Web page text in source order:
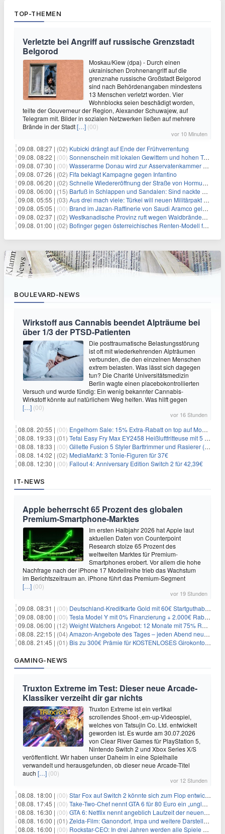
TOP-THEMEN
Verletzte bei Angriff auf russische Grenzstadt
Belgorod
Moskau/Kiew (dpa) - Durch einen
ukrainischen Drohnenangriff auf die
grenznahe russische Großstadt Belgorod
sind nach Behördenangaben mindestens
13 Menschen verletzt worden. Vier
Wohnblocks seien beschädigt worden,
teilte der Gouverneur der Region, Alexander Schuwajew, auf
Telegram mit. Bilder in sozialen Netzwerken ließen auf mehrere
Brände in der Stadt[…] (00)
vor 10 Minuten
09.08. 08:27 | (02) Kubicki drängt auf Ende der Frühverrentung
09.08. 08:22 | (00) Sonnenschein mit lokalen Gewittern und hohen Temperaturen
09.08. 07:30 | (00) Wasserarme Donau wird zur Asservatenkammer der Geschichte
09.08. 07:26 | (02) Fifa beklagt Kampagne gegen Infantino
09.08. 06:20 | (02) Schnelle Wiedereröffnung der Straße von Hormus ungewiss
09.08. 06:00 | (15) Barfuß in Schlappen und Sandalen: Sind nackte Füße eklig?
09.08. 05:55 | (03) Aus drei mach viele: Türkei will neuen Militärpakt erweitern
09.08. 05:05 | (00) Brand im Jazan-Raffinerie von Saudi Aramco gelöscht: Auswirkungen auf die Energiemärkte
09.08. 02:37 | (02) Westkanadische Provinz ruft wegen Waldbränden Notstand aus
09.08. 01:00 | (02) Bofinger gegen österreichisches Renten-Modell für Schwerarbeiter
BOULEVARD-NEWS
Wirkstoff aus Cannabis beendet Alpträume bei
über 1/3 der PTSD-Patienten
Die posttraumatische Belastungsstörung
ist oft mit wiederkehrenden Alpträumen
verbunden, die den einzelnen Menschen
extrem belasten. Was lässt sich dagegen
tun? Die Charité Universitätsmedizin
Berlin wagte einen placebokontrollierten
Versuch und wurde fündig: Ein wenig bekannter Cannabis-
Wirkstoff könnte auf natürlichem Weg helfen. Was hilft gegen
[…] (00)
vor 16 Stunden
08.08. 20:55 | (00) Engelhorn Sale: 15% Extra-Rabatt on top auf Mode- und Sport-Artikel
08.08. 19:33 | (01) Tefal Easy Fry Max EY2458 Heißluftfritteuse mit 5 Litern für 64,99€
08.08. 18:33 | (00) Gillette Fusion 5 Styler Barttrimmer und Rasierer (All in One) für 16€
08.08. 14:02 | (02) MediaMarkt: 3 Tonie-Figuren für 37€
08.08. 12:30 | (00) Fallout 4: Anniversary Edition Switch 2 für 42,39€
IT-NEWS
Apple beherrscht 65 Prozent des globalen
Premium-Smartphone-Marktes
Im ersten Halbjahr 2026 hat Apple laut
aktuellen Daten von Counterpoint
Research stolze 65 Prozent des
weltweiten Marktes für Premium-
Smartphones erobert. Vor allem die hohe
Nachfrage nach der iPhone 17 Modellreihe trieb das Wachstum
im Berichtszeitraum an. iPhone führt das Premium-Segment
[…] (00)
vor 19 Stunden
09.08. 08:31 | (00) Deutschland-Kreditkarte Gold mit 60€ Startguthaben (45€ Gewinn)
09.08. 08:00 | (00) Tesla Model Y mit 0% Finanzierung + 2.000€ Rabatt für 38.970€
09.08. 06:00 | (12) Weight Watchers Angebot: 12 Monate mit 75% Rabatt ab 6,25€/Monat
08.08. 22:15 | (04) Amazon-Angebote des Tages – jeden Abend neue Deals zum Stöbern
08.08. 21:45 | (01) Bis zu 300€ Prämie für KOSTENLOSES Girokonto bei der Santander – 50€ schon nach 1 Woche!
GAMING-NEWS
Truxton Extreme im Test: Dieser neue Arcade-
Klassiker verzeiht dir gar nichts
Truxton Extreme ist ein vertikal
scrollendes Shoot-‚em-up-Videospiel,
welches von Tatsujin Co. Ltd. entwickelt
geworden ist. Es wurde am 30.07.2026
von Clear River Games für PlayStation 5,
Nintendo Switch 2 und Xbox Series X/S
veröffentlicht. Wir haben unser Daheim in eine Spielhalle
verwandelt und herausgefunden, ob dieser neue Arcade-Titel
auch […] (00)
vor 12 Stunden
08.08. 18:00 | (00) Star Fox auf Switch 2 könnte sich zum Flop entwickeln
08.08. 17:45 | (00) Take-Two-Chef nennt GTA 6 für 80 Euro ein „unglaubliches Schnäppchen“
08.08. 16:30 | (00) GTA 6: Netflix nennt angeblich Laufzeit der neuen Gameplay-Präsentation
08.08. 16:00 | (01) Zelda-Film: Ganondorf, Impa und weitere Darsteller sollen feststehen
08.08. 16:00 | (00) Rockstar-CEO: In drei Jahren werden alle Spiele gestreamt